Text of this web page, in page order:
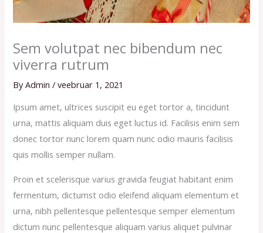
Sem volutpat nec bibendum nec
viverra rutrum
ByAdmin/veebruar 1, 2021
Ipsum amet, ultrices suscipit eu eget tortor a, tincidunt
urna, mattis aliquam duis eget luctus id. Facilisis enim sem
donec tortor nunc lorem quam nunc odio mauris facilisis
quis mollis semper nullam.
Proin et scelerisque varius gravida feugiat habitant enim
fermentum, dictumst odio eleifend aliquam elementum et
urna, nibh pellentesque pellentesque semper elementum
dictum nunc pellentesque aliquam varius aliquet pulvinar